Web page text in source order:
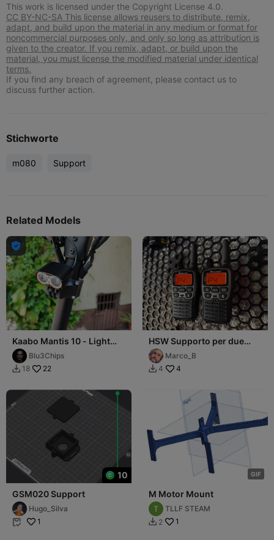
This work is licensed under the Copyright License 4.0.
CC BY-NC-SA This license allows reusers to distribute, remix,
adapt, and build upon the material in any medium or format for
noncommercial purposes only, and only so long as attribution is
given to the creator. If you remix, adapt, or build upon the
material, you must license the modified material under identical
terms.
If you find any breach of agreement, please contact us to
discuss further action.
Stichworte
m080 Support
Related Models

Kaabo Mantis 10 - Light
SupportBlu3Chips
 18 22
HSW Supporto per due
Radio PMR 446 Midland
XT70 o Simili
Marco_B
 4 4
10
GSM020 Support
Hugo_Silva
 1
GIF
M Motor Mount
TLLF STEAM
 2 1